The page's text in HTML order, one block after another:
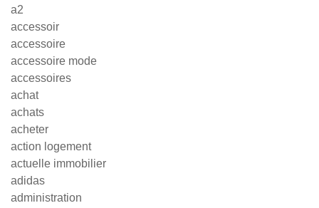
a2
accessoir
accessoire
accessoire mode
accessoires
achat
achats
acheter
action logement
actuelle immobilier
adidas
administration